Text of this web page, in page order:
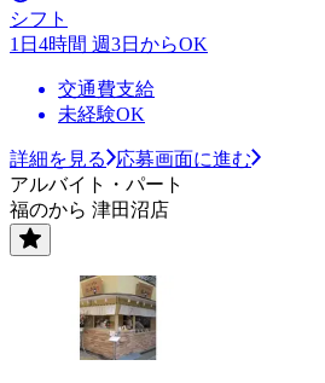
シフト
1日4時間 週3日からOK
交通費支給
未経験OK
詳細を見る
応募画面に進む
アルバイト・パート
福のから 津田沼店